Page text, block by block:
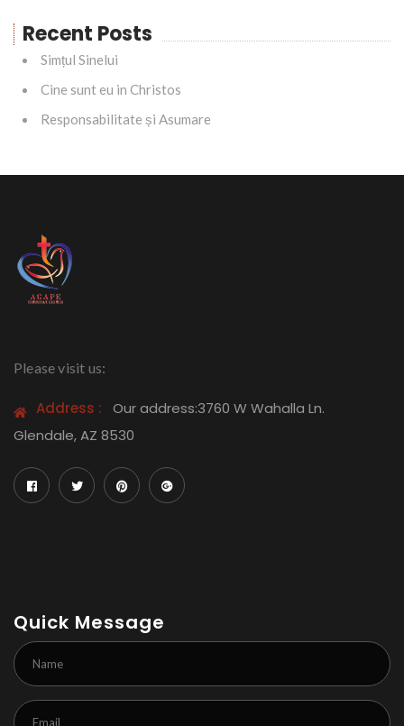
Recent Posts
Simțul Sinelui
Cine sunt eu in Christos
Responsabilitate și Asumare
Please visit us:
Address :
Our address:3760 W Wahalla Ln.
Glendale, AZ 8530
Quick Message